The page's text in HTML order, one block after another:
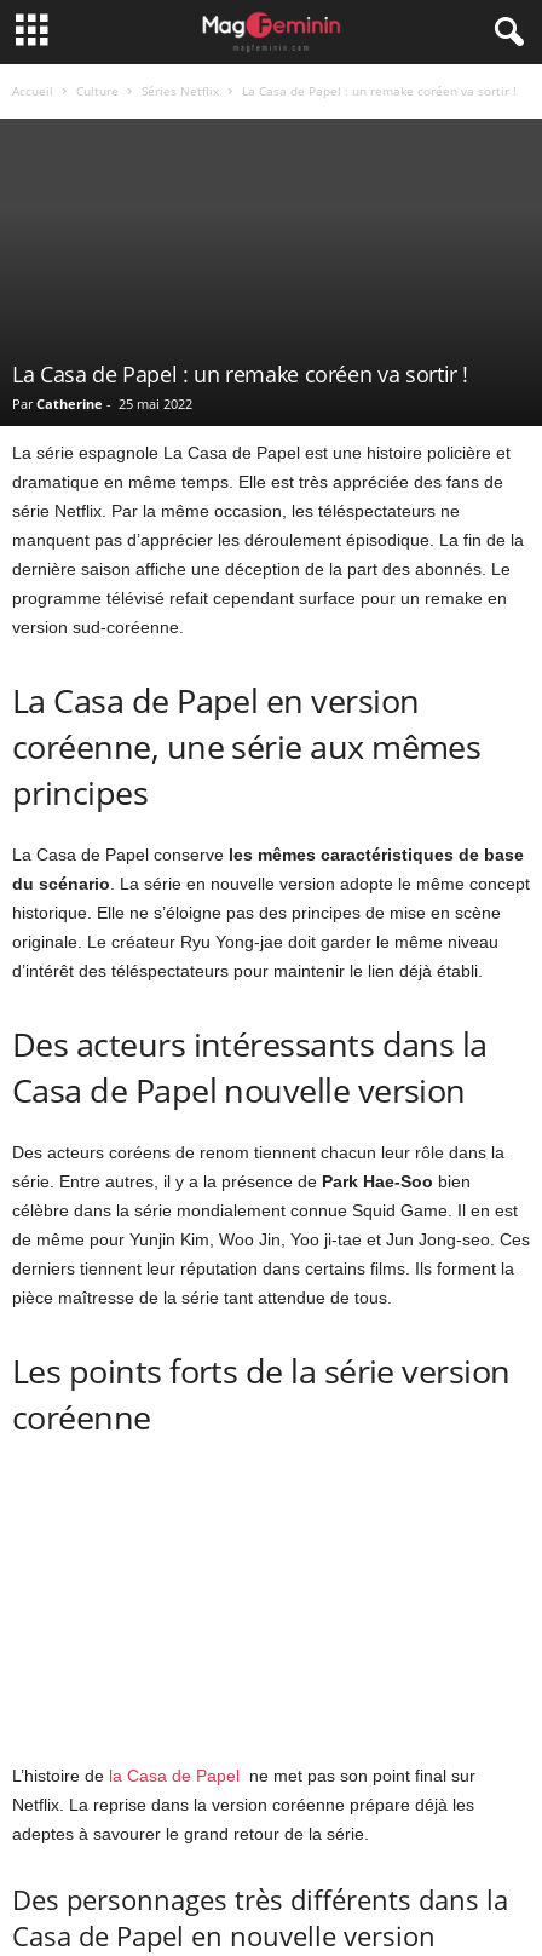
Accueil Culture Séries Netflix La Casa de Papel : un remake coréen va sortir !
La Casa de Papel : un remake coréen va sortir !
Par Catherine - 25 mai 2022
La série espagnole La Casa de Papel est une histoire policière et
dramatique en même temps. Elle est très appréciée des fans de
série Netflix. Par la même occasion, les téléspectateurs ne
manquent pas d’apprécier les déroulement épisodique. La fin de la
dernière saison affiche une déception de la part des abonnés. Le
programme télévisé refait cependant surface pour un remake en
version sud-coréenne.
La Casa de Papel en version
coréenne, une série aux mêmes
principes
La Casa de Papel conserve les mêmes caractéristiques de base
du scénario. La série en nouvelle version adopte le même concept
historique. Elle ne s’éloigne pas des principes de mise en scène
originale. Le créateur Ryu Yong-jae doit garder le même niveau
d’intérêt des téléspectateurs pour maintenir le lien déjà établi.
Des acteurs intéressants dans la
Casa de Papel nouvelle version
Des acteurs coréens de renom tiennent chacun leur rôle dans la
série. Entre autres, il y a la présence de Park Hae-Soo bien
célèbre dans la série mondialement connue Squid Game. Il en est
de même pour Yunjin Kim, Woo Jin, Yoo ji-tae et Jun Jong-seo. Ces
derniers tiennent leur réputation dans certains films. Ils forment la
pièce maîtresse de la série tant attendue de tous.
Les points forts de la série version
coréenne
L’histoire de la Casa de Papel ne met pas son point final sur
Netflix. La reprise dans la version coréenne prépare déjà les
adeptes à savourer le grand retour de la série.
Des personnages très différents dans la
Casa de Papel en nouvelle version